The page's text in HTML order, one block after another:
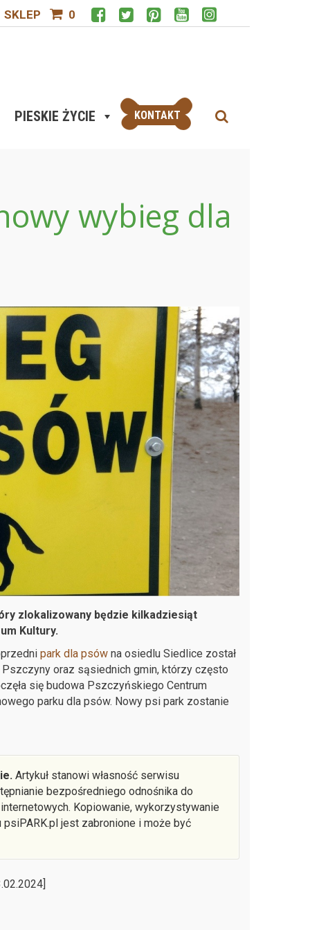
SKLEP 0
PIESKIE ŻYCIE KONTAKT
wybieg dla
zlokalizowany będzie kilkadziesiąt
Kultury.
park dla psówna osiedlu Siedlice został
oraz sąsiednich gmin, którzy często
się budowa Pszczyńskiego Centrum
parku dla psów. Nowy psi park zostanie
Artykuł stanowi własność serwisu
bezpośredniego odnośnika do
Kopiowanie, wykorzystywanie
jest zabronione i może być